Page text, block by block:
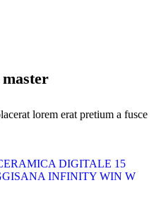
lorem erat pretium a fusce